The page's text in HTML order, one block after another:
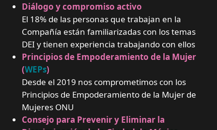
Diálogo y compromiso activo
El 18% de las personas que trabajan en la
Compañía están familiarizadas con los temas
DEI y tienen experiencia trabajando con ellos
Principios de Empoderamiento de la Mujer
(WEPs)
Desde el 2019 nos comprometimos con los
Principios de Empoderamiento de la Mujer de
Mujeres ONU
Consejo para Prevenir y Eliminar la